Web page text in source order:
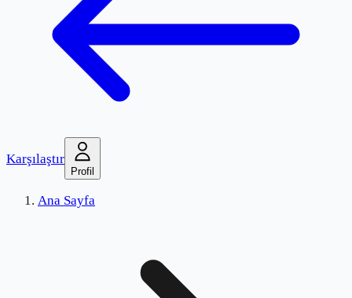
Karşılaştır
Profil
Ana Sayfa